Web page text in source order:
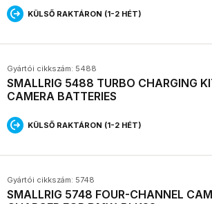
KÜLSŐ RAKTÁRON (1-2 HÉT)
Gyártói cikkszám: 5488
SMALLRIG 5488 TURBO CHARGING
CAMERA BATTERIES
KÜLSŐ RAKTÁRON (1-2 HÉT)
Gyártói cikkszám: 5748
SMALLRIG 5748 FOUR-CHANNEL